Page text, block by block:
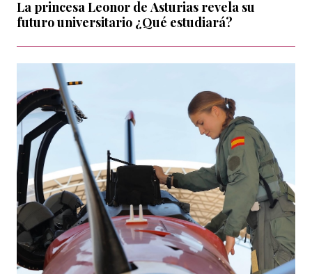
La princesa Leonor de Asturias revela su
futuro universitario ¿Qué estudiará?